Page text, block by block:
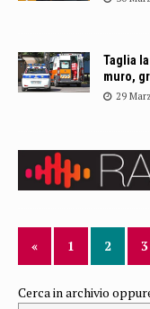
Taglia
muro,
29
« 1 2 3
Cerca in archivio